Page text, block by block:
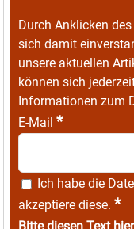
Durch Anklicken
sich damit
unsere aktuellen
können sich
Informationen zum
E-Mail *
Ich habe die
akzeptiere diese. *